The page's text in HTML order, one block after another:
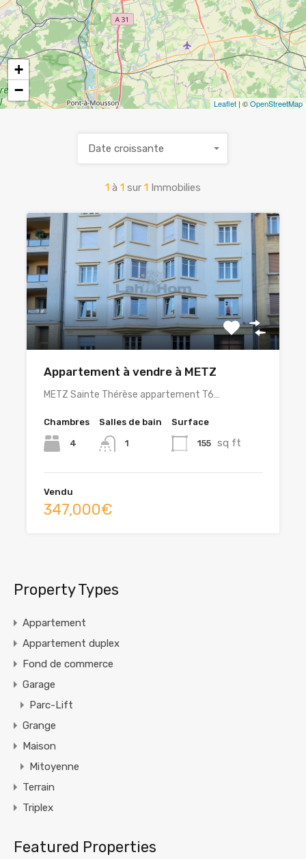
+
−
Leaflet| ©OpenStreetMap
1 à 1 sur 1 Immobilies
Date croissante
Appartement à vendre à METZ
METZ Sainte Thérèse appartement T6…
Chambres
4
Salles de bain
1
Surface
155 sq ft
Vendu
347,000€
Property Types
Appartement
Appartement duplex
Fond de commerce
Garage
Parc-Lift
Grange
Maison
Mitoyenne
Terrain
Triplex
Featured Properties